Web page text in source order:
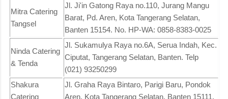
Mitra Catering
Tangsel
Jl. Ji'in Gatong Raya no.110, Jurang Mangu
Barat, Pd. Aren, Kota Tangerang Selatan,
Banten 15154. No. HP-WA: 0858-8383-0025
Ninda Catering
& Tenda
Jl. Sukamulya Raya no.6A, Serua Indah, Kec.
Ciputat, Tangerang Selatan, Banten. Telp
(021) 93250299
Shakura
Catering
Jl. Graha Raya Bintaro, Parigi Baru, Pondok
Aren, Kota Tangerang Selatan, Banten 15111.